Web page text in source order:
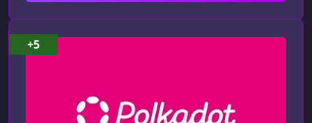
контрактов на Solidity, охватывающее все
аспекты разработки на Ethereum: от базовых
концепций блокчейна до продвинутых практик
+5